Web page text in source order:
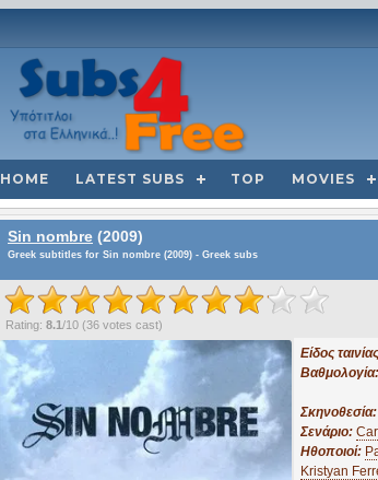
HOME LATEST SUBS TOP MOVIES
Sin nombre (2009)
Greek subtitles for Sin nombre (2009) - Greek subs
Rating: 8.1/10 (36 votes cast)
Είδος
Βαθμολογία:
Σκηνοθεσία:
Σενάριο:
Ηθοποιοί:
Kristyan